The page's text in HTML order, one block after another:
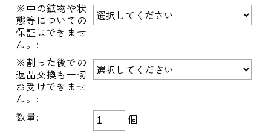
※中の鉱物や状
態等についての
保証はできませ
ん。:
※割った後での
返品交換も一切
お受けできませ
ん。:
数量:
個